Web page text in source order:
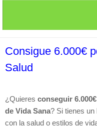
Consigue 6.000€
Salud
¿Quieres conseguir
de Vida Sana? Si tienes un
con la salud o estilos de